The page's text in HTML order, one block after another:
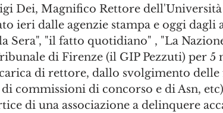
Dei, Magnifico Rettore
ieri dalle agenzie stampa e oggi dagli
Sera", "il fatto quotidiano" , "La
di Firenze (il GIP Pezzuti) per
di rettore, dallo svolgimento
commissioni di concorso e di Asn,
di una associazione a delinquere